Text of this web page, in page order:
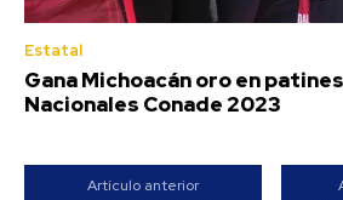
Estatal
Gana Michoacán oro en
Nacionales Conade 2023
Artículo anterior